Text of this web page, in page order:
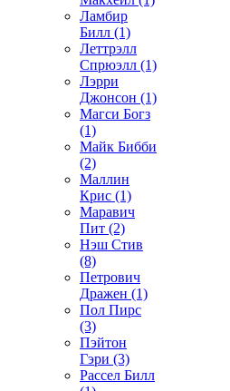
Ламбир
Билл (1)
Леттрэлл
Спрюэлл (1)
Лэрри
Джонсон (1)
Магси Богз
(1)
Майк Бибби
(2)
Маллин
Крис (1)
Маравич
Пит (2)
Нэш Стив
(8)
Петрович
Дражен (1)
Пол Пирс
(3)
Пэйтон
Гэри (3)
Рассел Билл